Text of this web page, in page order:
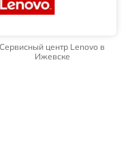
Сервисный центр Lenovo в
Ижевске